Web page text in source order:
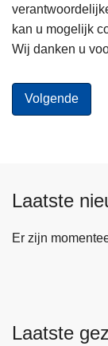
kan u mogelijk
Wij danken u
Laatste
Er zijn
Laatste